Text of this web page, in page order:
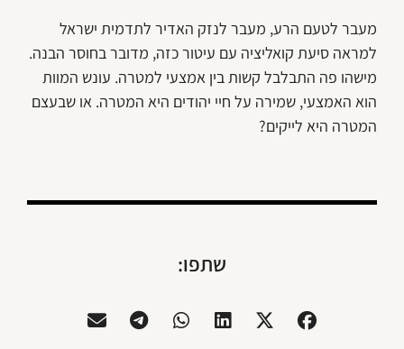
מעבר לטעם הרע, מעבר לנזק האדיר לתדמית ישראל
למראה סיעת קואליציה עם עיטור כזה, מדובר בחוסר הבנה.
מישהו פה התבלבל קשות בין אמצעי למטרה. עונש המוות
הוא האמצעי, שמירה על חיי יהודים היא המטרה. או שבעצם
המטרה היא לייקים?
שתפו: